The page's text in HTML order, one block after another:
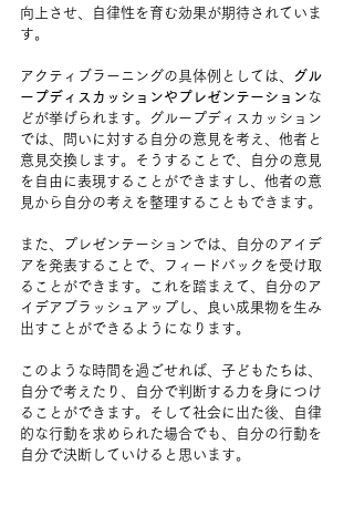
向上させ、自律性を育む効果が期待されていま
す。
アクティブラーニングの具体例としては、
グル
ープディスカッションやプレゼンテーション な
どが挙げられます。グループディスカッション
では、問いに対する自分の意見を考え、他者と
意見交換します。そうすることで、自分の意見
を自由に表現することができますし、他者の意
見から自分の考えを整理することもできます。
また、プレゼンテーションでは、自分のアイデ
アを発表することで、フィードバックを受け取
ることができます。これを踏まえて、自分のア
イデアブラッシュアップし、良い成果物を生み
出すことができるようになります。
このような時間を過ごせれば、子どもたちは、
自分で考えたり、自分で判断する力を身につけ
ることができます。そして社会に出た後、自律
的な行動を求められた場合でも、自分の行動を
自分で決断していけると思います。